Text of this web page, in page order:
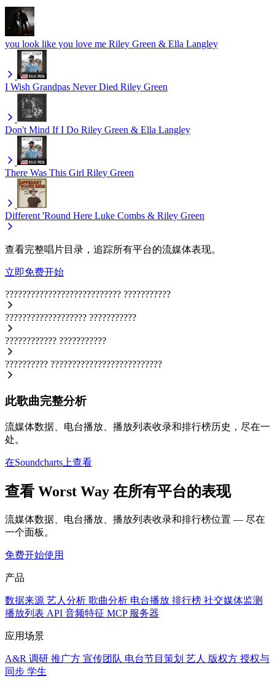
you look like you love me Riley Green & Ella Langley
I Wish Grandpas Never Died Riley Green
Don't Mind If I Do Riley Green & Ella Langley
There Was This Girl Riley Green
Different 'Round Here Luke Combs & Riley Green
查看完整唱片目录，追踪所有平台的流媒体表现。
立即免费开始
??????????????????????????? ???????????
??????????????????? ???????????
???????????? ???????????
?????????? ??????????????????????????
此歌曲完整分析
流媒体数据、电台播放、播放列表收录和排行榜历史，尽在一
处。
在Soundcharts上查看
查看 Worst Way 在所有平台的表现
流媒体数据、电台播放、播放列表收录和排行榜位置 — 尽在
一个面板。
免费开始使用
产品
数据来源 艺人分析 歌曲分析 电台播放 排行榜 社交媒体监测
播放列表 API 音频特征 MCP 服务器
应用场景
A&R 调研 推广方 宣传团队 电台节目策划 艺人 版权方 授权与
同步 学生